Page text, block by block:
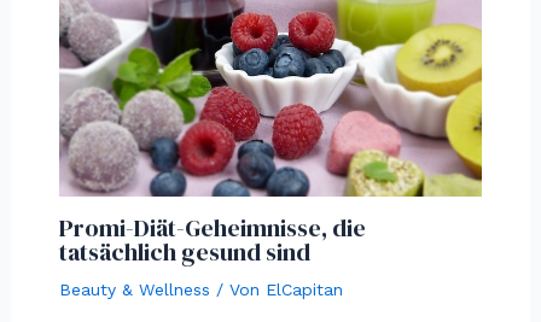
Promi-Diät-Geheimnisse, die
tatsächlich gesund sind
Beauty & Wellness / Von ElCapitan